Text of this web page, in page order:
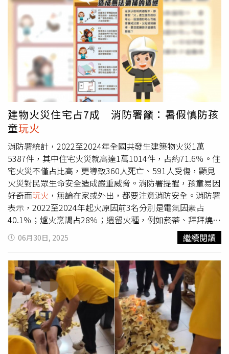
應放下對立、回歸國政，否則民意怒火恐將進一步高漲。
終究會自焚」。何元楷說，賴清德總統及民進黨的自焚已
經在726反映出來了，再來就是823的第二波罷免案，接著
就是2026年，及2028年的選舉。
BBQ在焦黑外皮下保留粉嫩肉質的特色。（圖／魏妤靜攝）
創立於2018年的「Dayne’s Craft Barbecue」是從品牌創
辦人Dayne Weaver自家後院開始，再從餐車一路進化到店
面，客群也從最初的鄰居、親友，到吸引各地饕客特地開車
來到Aledo小鎮，只為一嘗正宗BBQ美味。Dayne’s Craft
Barbecue在2021年首度進入美國當地指標性評鑑「TEXAS
MONTHLY TOP 50 BBQ」前50大榜單中，該評選團隊會走
遍美國德州數百家燒烤店秘密探訪，並精選出前50名，今年
Dayne’s Craft Barbecue更一舉摘下第7名殊榮。使用牛胸
絞肉做成的「OG漢堡」也是招牌菜色，單點320元、套餐加
購價260元。（圖／魏妤靜攝）「經典德州煙燻拼盤」有
2、4、6人等不同份量、囊括不同肉品部位。（920元～
2,680元，圖／魏妤靜攝）「燻肉炸春捲」（左）、「德州
香蕉布丁」都是德州本店經典菜色之一。（各180元，圖／
魏妤靜攝）為貫徹Dayne’s Craft Barbecue的精髓，台灣
核心團隊延攬在高雄已擁有多年BBQ實戰經驗的主廚，特別
赴美國德州Aledo小鎮進行近一個月的深入學習與技術交
流，希望能完整復刻以18小時全柴火煙燻的德州燒烤技藝。
首次入店若想一次品嘗到肉品精華，不妨依照人數選擇2、
4、6人的「經典德州煙燻拼盤」，依據所選份量集結了牛胸
肉、手撕豬、德州燻腸與豬肋排等肉品，自選配菜還可挑選
「起司通心粉」、「ALEDO煙燻玉米」等經典熱菜，或是
爽口的「葡萄花椰菜沙拉」等冷菜。台灣店推出多道限定的
麵、飯主食，圖為「煙燻肉醬漢堡排水管麵」。（340元，
圖／魏妤靜攝）台灣店特別引進「OFFSET偏位式煙燻
爐」，以柴火依據部位進行8～18小時低溫慢燻、並依當日
溫濕度調控時間。（圖／魏妤靜攝）Dayne’s TEXAS
BARBECUE海外首店進駐台北CITYLINK南港店C棟8樓。
建物火災住宅占7成 消防署籲：暑假慎防孩
童玩火
消防署統計，2022至2024年全國共發生建築物火災1萬
5387件，其中住宅火災就高達1萬1014件，占約71.6％。住
宅火災不僅占比高，更導致360人死亡、591人受傷，顯見
火災對民眾生命安全造成嚴重威脅。消防署提醒，孩童易因
好奇而玩火 ，無論在家或外出，都要注意消防安全。消防署
表示，2022至2024年起火原因前3名分別是電氣因素占
40.1％；爐火烹調占28％；遺留火種，例如菸蒂、拜拜燒香
等占20.3％，顯示日常用電與烹飪安全管理仍然是防火重
點。此外，同期間也有93件火災是因為孩童
玩火導致，造成
9人死亡、5人受傷，凸顯防範孩童玩火的議題不可輕忽。暑
假期間，許多家庭開始安排旅遊計畫。消防署提醒，孩童易
因好奇而玩火，無論在家或外出，都要注意消防安全。不論
是用火、用電，都需從小建立正確的安全意識及防火教育，
才能讓暑假過得平安又盡興。消防署表示，旅遊前除了收拾
行李，出門前務必確認關閉瓦斯爐具、液化石油氣容器或天
然氣；拔除不必要的電器插頭，減少電器短路或過熱風險；
關閉電源總開關，減少待機電器耗電與起火風險；確認家中
06月30日, 2025 繼續閱讀